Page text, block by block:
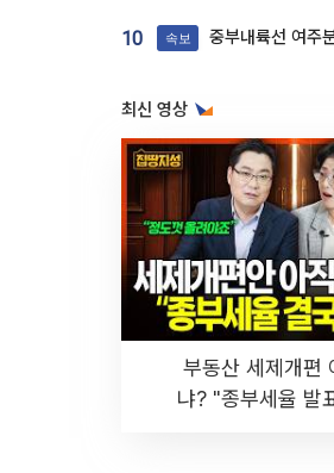
10 속보 중부내륙선 여주분기점 부
최신 영상
부동산 세제개편
냐? "종부세율 발